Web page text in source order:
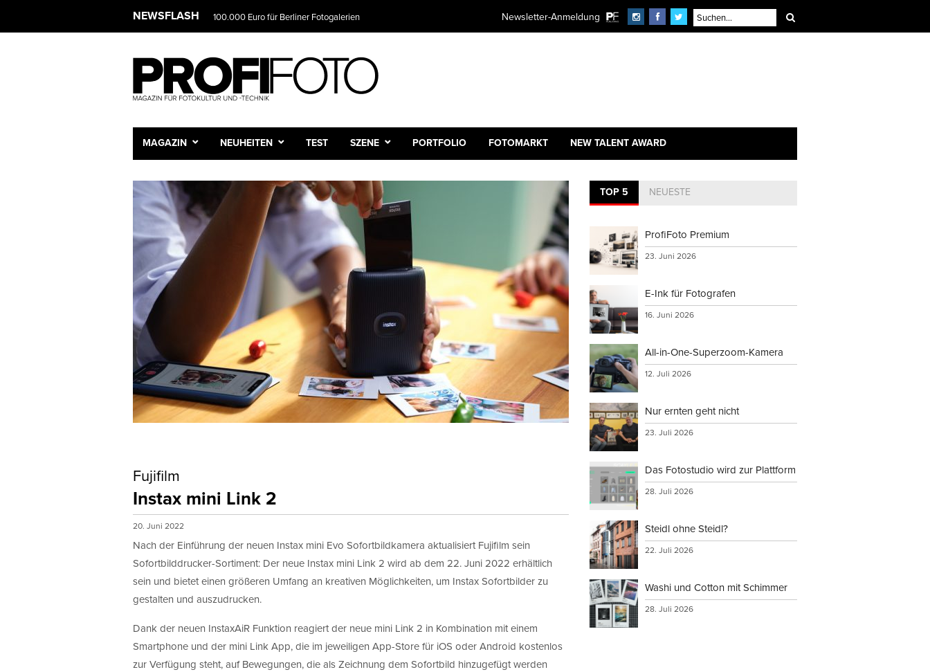
NEWSFLASH 100.000 Euro für Berliner Fotogalerien Newsletter-Anmeldung
MAGAZIN NEUHEITEN TEST SZENE PORTFOLIO FOTOMARKT NEW TALENT AWARD
Fujifilm
Instax mini Link 2
20. Juni 2022
Nach der Einführung der neuen Instax mini Evo Sofortbildkamera aktualisiert Fujifilm sein
Sofortbilddrucker-Sortiment: Der neue Instax mini Link 2 wird ab dem 22. Juni 2022 erhältlich
sein und bietet einen größeren Umfang an kreativen Möglichkeiten, um Instax Sofortbilder zu
gestalten und auszudrucken.
Dank der neuen InstaxAiR Funktion reagiert der neue mini Link 2 in Kombination mit einem
Smartphone und der mini Link App, die im jeweiligen App-Store für iOS oder Android kostenlos
zur Verfügung steht, auf Bewegungen, die als Zeichnung dem Sofortbild hinzugefügt werden
TOP 5 NEUESTE
ProfiFoto Premium
23. Juni 2026
E-Ink für Fotografen
16. Juni 2026
All-in-One-Superzoom-Kamera
12. Juli 2026
Nur ernten geht nicht
23. Juli 2026
Das Fotostudio wird zur Plattform
28. Juli 2026
Steidl ohne Steidl?
22. Juli 2026
Washi und Cotton mit Schimmer
28. Juli 2026